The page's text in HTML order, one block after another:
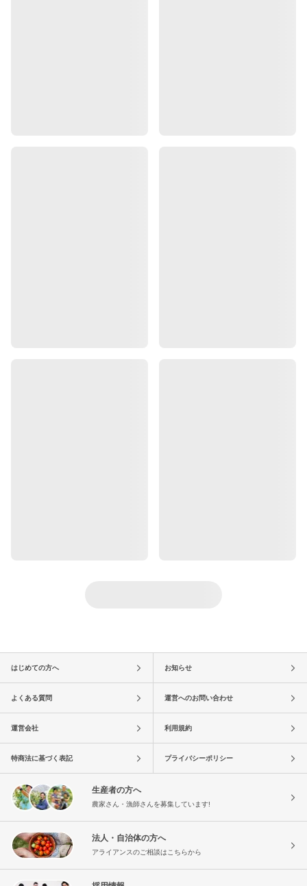
はじめての方へ お知らせ
よくある質問 運営へのお問い合わせ
運営会社 利用規約
特商法に基づく表記 プライバシーポリシー
生産者の方へ
農家さん・漁師さんを募集しています!
法人・自治体の方へ
アライアンスのご相談はこちらから